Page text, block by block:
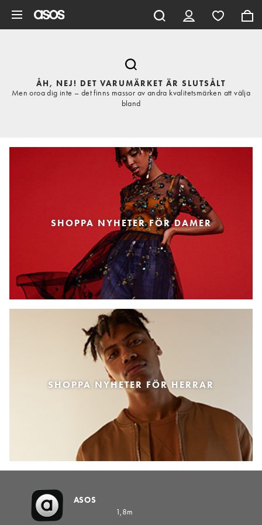
ÅH, NEJ! DET VARUMÄRKET ÄR SLUTSÅLT
Men oroa dig inte – det finns massor av andra kvalitetsmärken att välja
bland
SHOPPA NYHETER FÖR DAMER
SHOPPA NYHETER FÖR HERRAR
ASOS
1,8m